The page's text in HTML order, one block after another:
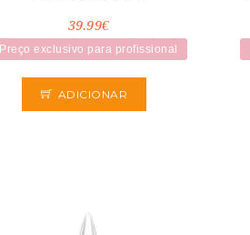
39.99€
Preço exclusivo para profissional
ADICIONAR